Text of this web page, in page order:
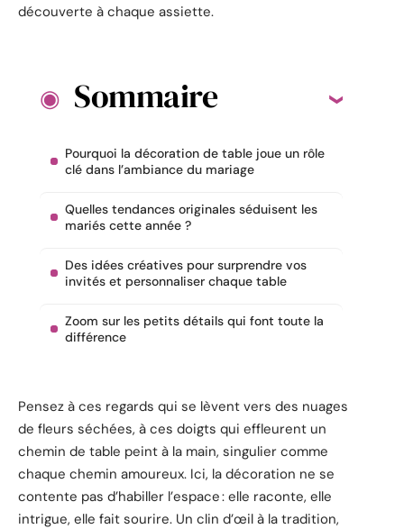
découverte à chaque assiette.
Sommaire
Pourquoi la décoration de table joue un rôle
clé dans l’ambiance du mariage
Quelles tendances originales séduisent les
mariés cette année ?
Des idées créatives pour surprendre vos
invités et personnaliser chaque table
Zoom sur les petits détails qui font toute la
différence
Pensez à ces regards qui se lèvent vers des nuages
de fleurs séchées, à ces doigts qui effleurent un
chemin de table peint à la main, singulier comme
chaque chemin amoureux. Ici, la décoration ne se
contente pas d’habiller l’espace : elle raconte, elle
intrigue, elle fait sourire. Un clin d’œil à la tradition,